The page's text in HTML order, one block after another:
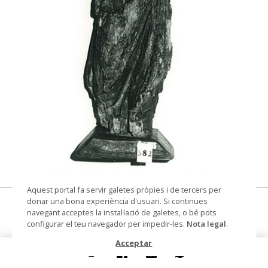
© Arxiu Fotogràfic del Consorci del Patrimoni de
Sitges
Figura femenina (?)
escultura
Aquest portal fa servir galetes pròpies i de tercers per
donar una bona experiència d'usuari. Si continues
navegant acceptes la instal·lació de galetes, o bé pots
configurar el teu navegador per impedir-les. Nota legal.
Acceptar